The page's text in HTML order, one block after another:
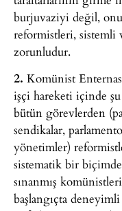
burjuvaziyi değil,
reformistleri, sistemli
zorunludur.
2. Komünist
işçi hareketi içinde
bütün görevlerden
sendikalar,
yönetimler)
sistematik bir
sınanmış
başlangıçta